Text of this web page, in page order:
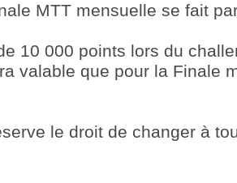
MTT mensuelle se fait
10 000 points lors du
valable que pour la Finale
le droit de changer à